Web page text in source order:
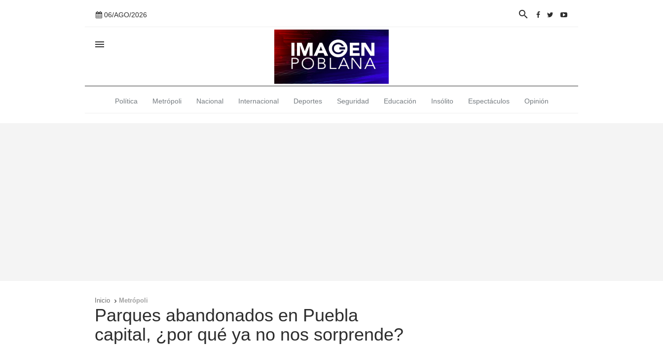
06/AGO/2026 

Política Metrópoli Nacional Internacional Deportes Seguridad Educación Insólito Espectáculos Opinión
Inicio  Metrópoli
Parques abandonados en Puebla
capital, ¿por qué ya no nos sorprende?